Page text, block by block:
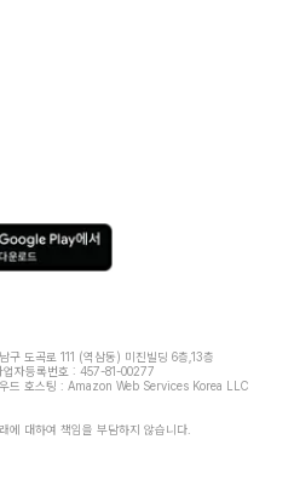
구 도곡로 111 (역삼동) 미진빌딩 6층,13층
업자등록번호 : 457-81-00277
드 호스팅 : Amazon Web Services Korea LLC
에 대하여 책임을 부담하지 않습니다.